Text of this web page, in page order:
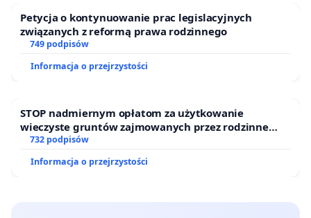
Petycja o kontynuowanie prac legislacyjnych
związanych z reformą prawa rodzinnego
749 podpisów
Informacja o przejrzystości
STOP nadmiernym opłatom za użytkowanie
wieczyste gruntów zajmowanych przez rodzinne
ogrody działkowe.
732 podpisów
Informacja o przejrzystości